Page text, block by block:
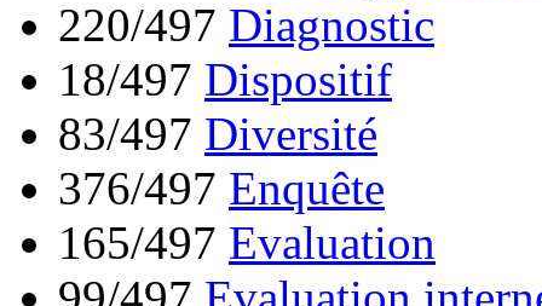
220/497 Diagnostic
18/497 Dispositif
83/497 Diversité
376/497 Enquête
165/497 Evaluation